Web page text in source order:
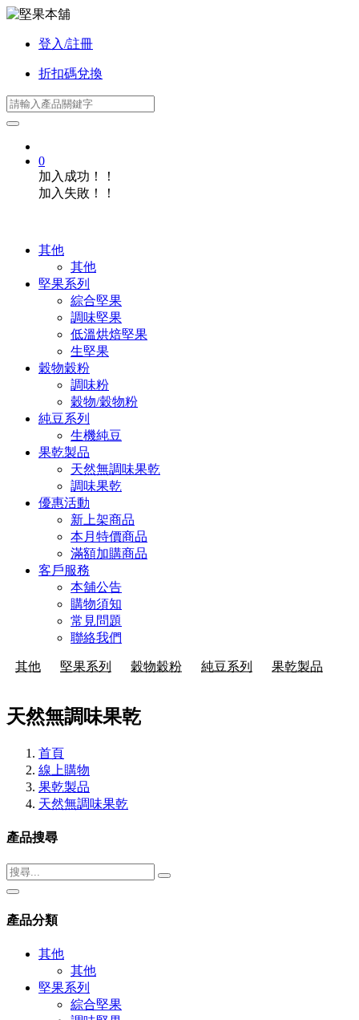
登入/註冊
折扣碼兌換
0
加入成功！！
加入失敗！！
其他
其他
堅果系列
綜合堅果
調味堅果
低溫烘焙堅果
生堅果
穀物穀粉
調味粉
穀物/穀物粉
純豆系列
生機純豆
果乾製品
天然無調味果乾
調味果乾
優惠活動
新上架商品
本月特價商品
滿額加購商品
客戶服務
本舖公告
購物須知
常見問題
聯絡我們
其他 堅果系列 穀物穀粉 純豆系列 果乾製品
天然無調味果乾
首頁
線上購物
果乾製品
天然無調味果乾
產品搜尋
產品分類
其他
其他
堅果系列
綜合堅果